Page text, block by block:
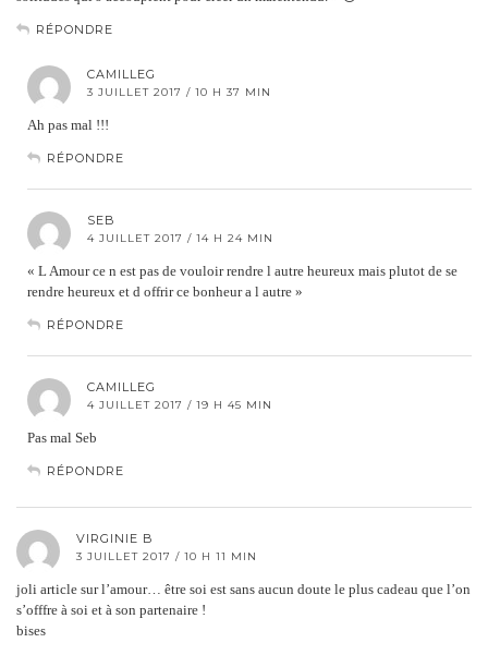
RÉPONDRE
CAMILLEG
3 JUILLET 2017 / 10 H 37 MIN
Ah pas mal !!!
RÉPONDRE
SEB
4 JUILLET 2017 / 14 H 24 MIN
« L Amour ce n est pas de vouloir rendre l autre heureux mais plutot de se
rendre heureux et d offrir ce bonheur a l autre »
RÉPONDRE
CAMILLEG
4 JUILLET 2017 / 19 H 45 MIN
Pas mal Seb
RÉPONDRE
VIRGINIE B
3 JUILLET 2017 / 10 H 11 MIN
joli article sur l’amour… être soi est sans aucun doute le plus cadeau que l’on
s’offfre à soi et à son partenaire !
bises